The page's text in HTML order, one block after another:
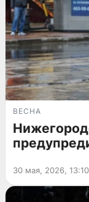
ВЕСНА
30 мая, 2026, 13:10